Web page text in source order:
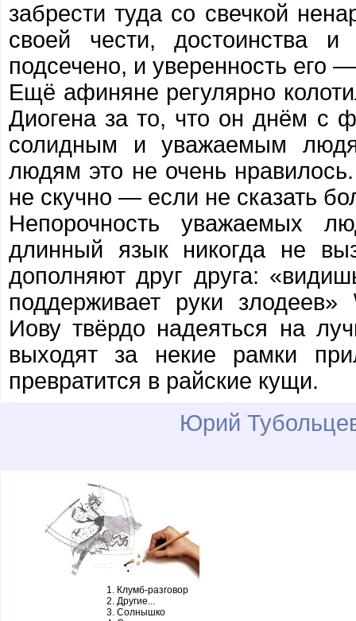
забрести туда со свечкой
своей чести, достоинства
подсечено, и уверенность его
Ещё афиняне регулярно
Диогена за то, что он днём с
солидным и уважаемым
людям это не очень
не скучно — если не сказать
Непорочность уважаемых
длинный язык никогда не
дополняют друг друга:
поддерживает руки
Иову твёрдо надеяться на
выходят за некие рамки
превратится в райские кущи.
Юрий
Клумб-разговор
Другие...
Солнышко